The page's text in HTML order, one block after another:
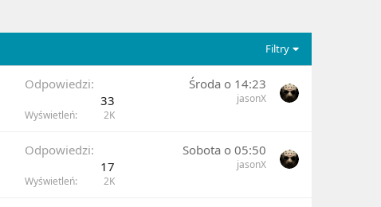
Filtry
Odpowiedzi
33
Wyświetleń 2K
Środa o 14:23
jasonX
Odpowiedzi
17
Wyświetleń 2K
Sobota o 05:50
jasonX